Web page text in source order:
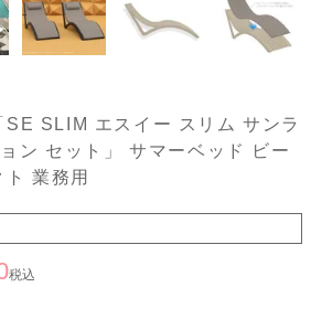
SE SLIM エスイー スリム サンラ
ン セット」 サマーベッド ビー
業務用
税込